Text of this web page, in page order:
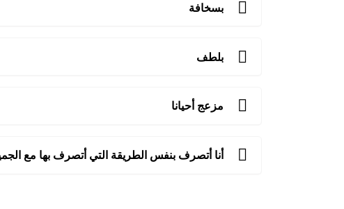
بسخافة
بلطف
مزعج أحيانا
أنا أتصرف بنفس الطريقة التي أتصرف بها مع